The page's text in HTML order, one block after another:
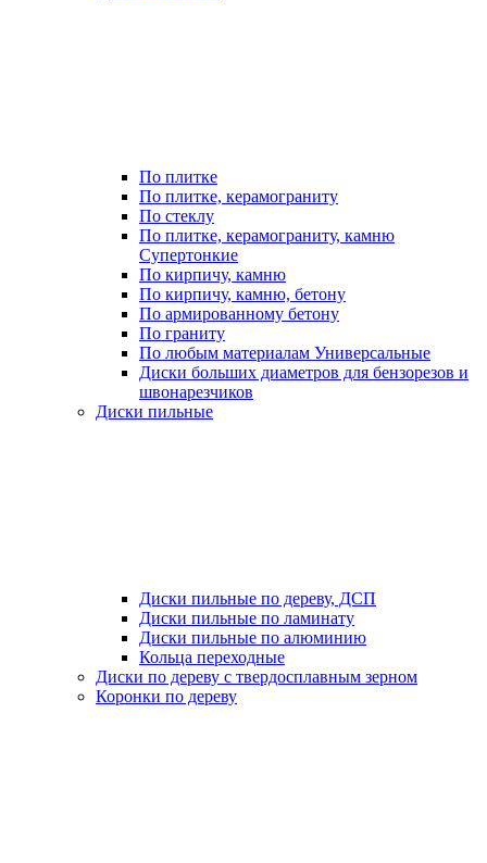
По плитке
По плитке, керамограниту
По стеклу
По плитке, керамограниту, камню
Супертонкие
По кирпичу, камню
По кирпичу, камню, бетону
По армированному бетону
По граниту
По любым материалам Универсальные
Диски больших диаметров для бензорезов и
швонарезчиков
Диски пильные
Диски пильные по дереву, ДСП
Диски пильные по ламинату
Диски пильные по алюминию
Кольца переходные
Диски по дереву с твердосплавным зерном
Коронки по дереву